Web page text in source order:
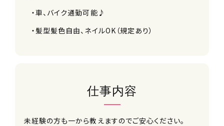
・車、バイク通勤可能♪
・髪型髪色自由、ネイルOK（規定あり）
仕事内容
未経験の方も一から教えますのでご安心ください。